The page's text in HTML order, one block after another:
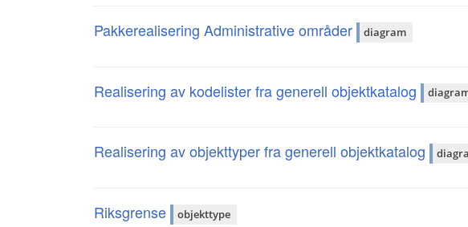
Pakkerealisering Administrative områder diagram
Realisering av kodelister fra generell objektkatalog
Realisering av objekttyper fra generell objektkatalog
Riksgrense objekttype